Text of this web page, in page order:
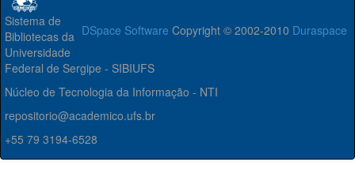
DSpace Software Copyright © 2002-2010 Duraspace
Sistema de
Bibliotecas da
Universidade
Federal de Sergipe - SIBIUFS
Núcleo de Tecnologia da Informação - NTI
repositorio@academico.ufs.br
+55 79 3194-6528